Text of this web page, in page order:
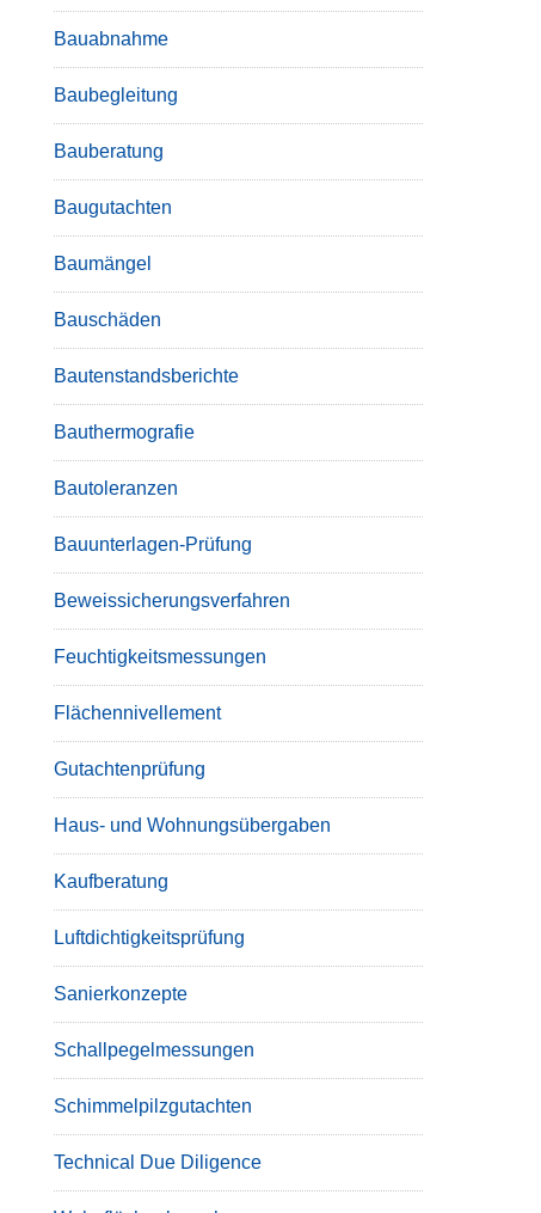
Bauabnahme
Baubegleitung
Bauberatung
Baugutachten
Baumängel
Bauschäden
Bautenstandsberichte
Bauthermografie
Bautoleranzen
Bauunterlagen-Prüfung
Beweissicherungsverfahren
Feuchtigkeitsmessungen
Flächennivellement
Gutachtenprüfung
Haus- und Wohnungsübergaben
Kaufberatung
Luftdichtigkeitsprüfung
Sanierkonzepte
Schallpegelmessungen
Schimmelpilzgutachten
Technical Due Diligence